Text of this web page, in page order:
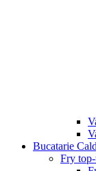
Bucatarie
Fry